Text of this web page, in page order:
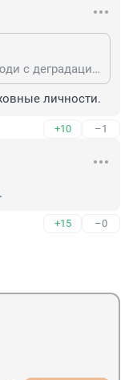
Ставками увлекаются только люди с деградацией личности.
личности.
+10 –1
+15 –0